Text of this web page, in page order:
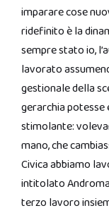
imparare cose
ridefinito è la
sempre stato io,
lavorato
gestionale della
gerarchia potesse
stimolante:
mano, che
Civica abbiamo
intitolato
terzo lavoro